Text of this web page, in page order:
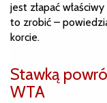
jest złapać
to zrobić –
korcie.
Stawką
WTA